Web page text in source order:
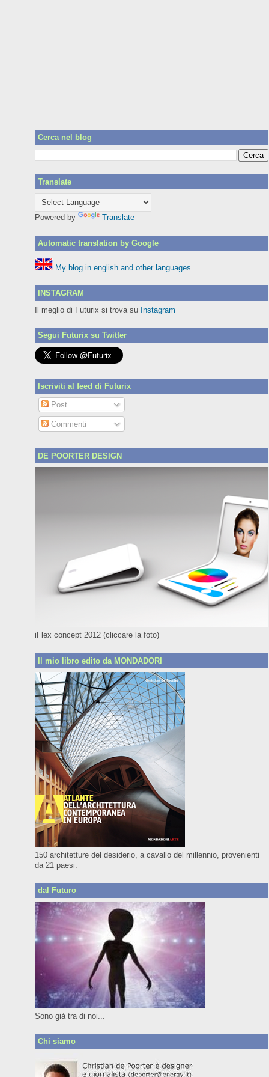
Cerca nel blog
Translate
Powered by Translate
Automatic translation by Google
My blog in english and other languages
INSTAGRAM
Il meglio di Futurix si trova su Instagram
Segui Futurix su Twitter
Iscriviti al feed di Futurix
Post
Commenti
DE POORTER DESIGN
iFlex concept 2012 (cliccare la foto)
Il mio libro edito da MONDADORI
150 architetture del desiderio, a cavallo del millennio, provenienti
da 21 paesi.
dal Futuro
Sono già tra di noi...
Chi siamo